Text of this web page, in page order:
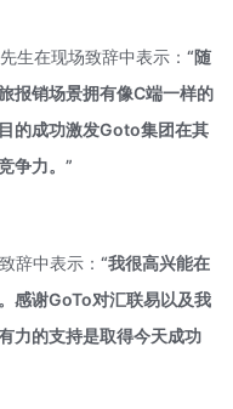
生在现场致辞中表示： “随
报销场景拥有像C端一样的
的成功激发Goto集团在其
争力。”
辞中表示： “我很高兴能在
感谢GoTo对汇联易以及我
力的支持是取得今天成功